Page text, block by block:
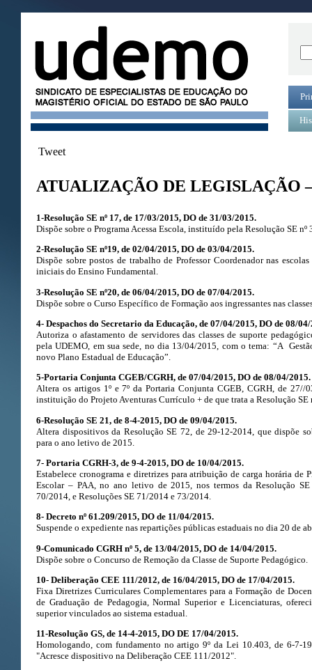
Tweet
ATUALIZAÇÃO DE LEGISLAÇÃO
1-Resolução SE nº 17, de 17/03/2015, DO de 31/03/2015.
Dispõe sobre o Programa Acessa Escola, instituído pela Resolução SE nº
2-Resolução SE nº19, de 02/04/2015, DO de 03/04/2015.
Dispõe sobre postos de trabalho de Professor Coordenador nas
iniciais do Ensino Fundamental.
3-Resolução SE nº20, de 06/04/2015, DO de 07/04/2015.
Dispõe sobre o Curso Específico de Formação aos ingressantes nas
4- Despachos do Secretario da Educação, de 07/04/2015, DO de 08/
Autoriza o afastamento de servidores das classes de suporte
pela UDEMO, em sua sede, no dia 13/04/2015, com o tema: “A
novo Plano Estadual de Educação”.
5-Portaria Conjunta CGEB/CGRH, de 07/04/2015, DO de 08/04/2015.
Altera os artigos 1º e 7º da Portaria Conjunta CGEB, CGRH, de 27//
instituição do Projeto Aventuras Currículo + de que trata a Resolução SE
6-Resolução SE 21, de 8-4-2015, DO de 09/04/2015.
Altera dispositivos da Resolução SE 72, de 29-12-2014, que dispõe
para o ano letivo de 2015.
7- Portaria CGRH-3, de 9-4-2015, DO de 10/04/2015.
Estabelece cronograma e diretrizes para atribuição de carga horária de
Escolar – PAA, no ano letivo de 2015, nos termos da Resolução
70/2014, e Resoluções SE 71/2014 e 73/2014.
8- Decreto nº 61.209/2015, DO de 11/04/2015.
Suspende o expediente nas repartições públicas estaduais no dia 20 de
9-Comunicado CGRH nº 5, de 13/04/2015, DO de 14/04/2015.
Dispõe sobre o Concurso de Remoção da Classe de Suporte Pedagógico.
10- Deliberação CEE 111/2012, de 16/04/2015, DO de 17/04/2015.
Fixa Diretrizes Curriculares Complementares para a Formação de
de Graduação de Pedagogia, Normal Superior e Licenciaturas,
superior vinculados ao sistema estadual.
11-Resolução GS, de 14-4-2015, DO DE 17/04/2015.
Homologando, com fundamento no artigo 9º da Lei 10.403, de 6-7-
"Acresce dispositivo na Deliberação CEE 111/2012".